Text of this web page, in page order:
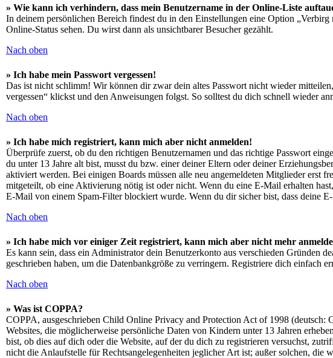
» Wie kann ich verhindern, dass mein Benutzername in der Online-Liste
In deinem persönlichen Bereich findest du in den Einstellungen eine Option
Online-Status sehen. Du wirst dann als unsichtbarer Besucher gezählt.
Nach oben
» Ich habe mein Passwort vergessen!
Das ist nicht schlimm! Wir können dir zwar dein altes Passwort nicht wieder
vergessen“ klickst und den Anweisungen folgst. So solltest du dich schnell wieder
Nach oben
» Ich habe mich registriert, kann mich aber nicht anmelden!
Überprüfe zuerst, ob du den richtigen Benutzernamen und das richtige Passwort
du unter 13 Jahre alt bist, musst du bzw. einer deiner Eltern oder deiner
aktiviert werden. Bei einigen Boards müssen alle neu angemeldeten Mitglieder erst
mitgeteilt, ob eine Aktivierung nötig ist oder nicht. Wenn du eine E-Mail erhalten
E-Mail von einem Spam-Filter blockiert wurde. Wenn du dir sicher bist, dass deine
Nach oben
» Ich habe mich vor einiger Zeit registriert, kann mich aber nicht mehr
Es kann sein, dass ein Administrator dein Benutzerkonto aus verschieden Gründen
geschrieben haben, um die Datenbankgröße zu verringern. Registriere dich einfach
Nach oben
» Was ist COPPA?
COPPA, ausgeschrieben Child Online Privacy and Protection Act of 1998
Websites, die möglicherweise persönliche Daten von Kindern unter 13 Jahren
bist, ob dies auf dich oder die Website, auf der du dich zu registrieren versuchst,
nicht die Anlaufstelle für Rechtsangelegenheiten jeglicher Art ist; außer solchen, die